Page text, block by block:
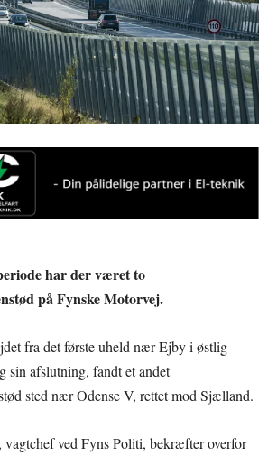
har der været to
på Fynske Motorvej.
fra det første uheld nær Ejby i østlig
sin afslutning, fandt et andet
sted nær Odense V, rettet mod Sjælland.
vagtchef ved Fyns Politi, bekræfter overfor